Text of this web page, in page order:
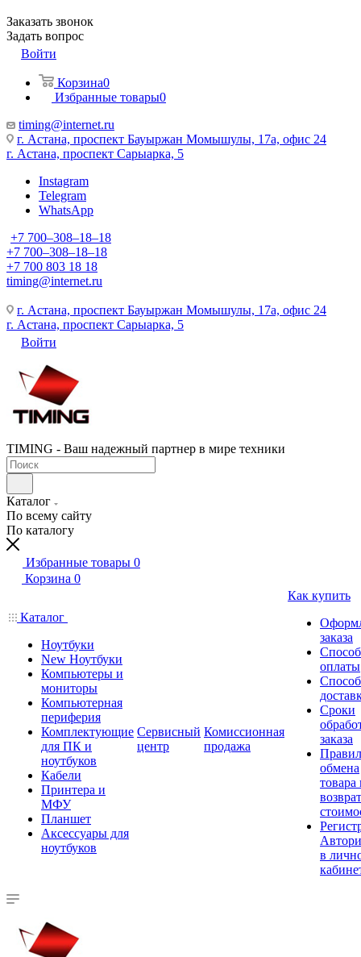
Заказать звонок
Задать вопрос
Войти
Корзина0
Избранные товары0
timing@internet.ru
г. Астана, проспект Бауыржан Момышулы, 17а, офис 24
г. Астана, проспект Сарыарка, 5
Instagram
Telegram
WhatsApp
+7 700‒308‒18‒18
+7 700‒308‒18‒18
+7 700 803 18 18
timing@internet.ru
г. Астана, проспект Бауыржан Момышулы, 17а, офис 24
г. Астана, проспект Сарыарка, 5
Войти
TIMING - Ваш надежный партнер в мире техники
Каталог
По всему сайту
По каталогу
Избранные товары 0
Корзина 0
Каталог
Ноутбуки
New Ноутбуки
Компьютеры и
мониторы
Компьютерная
периферия
Комплектующие
для ПК и
ноутбуков
Кабели
Принтера и
МФУ
Планшет
Аксессуары для
ноутбуков
Сервисный
центр
Комиссионная
продажа
Как купить
заказа
оплаты
Сроки
заказа
обмена
товара
в